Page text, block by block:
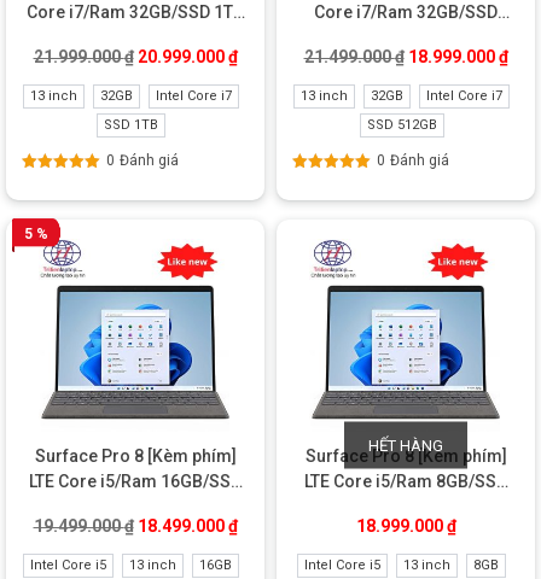
Core i7/Ram 32GB/SSD 1TB
21.999.000₫ Giá gốc là: 21.999.000 ₫.
20.999.000₫Giá hiện tại là: 20.999.000 ₫.
13 inch 32GB
Intel Core i7
SSD 1TB
0 Đánh giá
Core i7/Ram 32GB/SSD
21.499.000₫ Giá gốc là:
18.999.000₫Giá
13 inch 32GB
Intel Core i7
SSD 512GB
0 Đánh giá
5 %
Surface Pro 8 [Kèm phím]
LTE Core i5/Ram 16GB/SSD
19.499.000₫ Giá gốc là: 19.499.000 ₫.
18.499.000₫Giá hiện tại là: 18.499.000 ₫.
Intel Core i5 13 inch 16GB
HẾT HÀNG
Surface Pro 8 [Kèm phím]
LTE Core i5/Ram 8GB/SSD
18.999.000₫
Intel Core i5 13 inch 8GB